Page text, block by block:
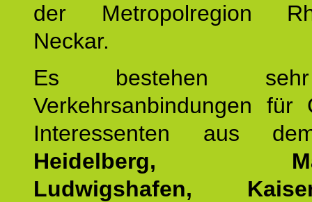
der Metropolregion
Neckar.
Es bestehen
Verkehrsanbindungen für
Interessenten aus
Heidelberg,
Ludwigshafen,